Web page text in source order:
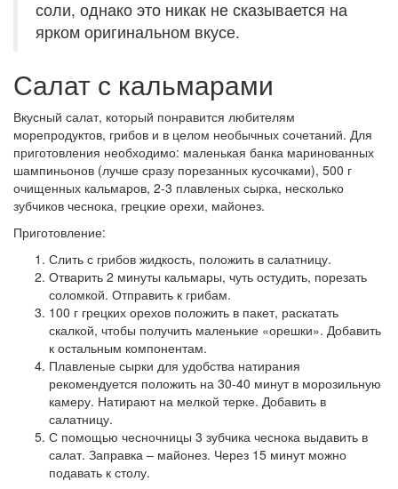
соли, однако это никак не сказывается на
ярком оригинальном вкусе.
Салат с кальмарами
Вкусный салат, который понравится любителям
морепродуктов, грибов и в целом необычных сочетаний. Для
приготовления необходимо: маленькая банка маринованных
шампиньонов (лучше сразу порезанных кусочками), 500 г
очищенных кальмаров, 2-3 плавленых сырка, несколько
зубчиков чеснока, грецкие орехи, майонез.
Приготовление:
Слить с грибов жидкость, положить в салатницу.
Отварить 2 минуты кальмары, чуть остудить, порезать
соломкой. Отправить к грибам.
100 г грецких орехов положить в пакет, раскатать
скалкой, чтобы получить маленькие «орешки». Добавить
к остальным компонентам.
Плавленые сырки для удобства натирания
рекомендуется положить на 30-40 минут в морозильную
камеру. Натирают на мелкой терке. Добавить в
салатницу.
С помощью чесночницы 3 зубчика чеснока выдавить в
салат. Заправка – майонез. Через 15 минут можно
подавать к столу.